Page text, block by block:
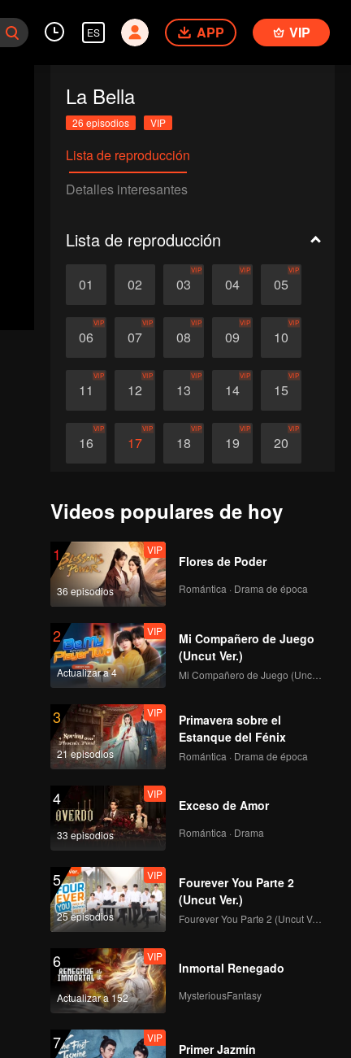
ES APP VIP
La Bella
26 episodios VIP
Lista de reproducción
Detalles interesantes
Lista de reproducción
01 02 03
VIP
04
VIP
05
VIP
06
VIP
07
VIP
08
VIP
09
VIP
10
VIP
11
VIP
12
VIP
13
VIP
14
VIP
15
VIP
16
VIP
17
VIP
18
VIP
19
VIP
20
VIP
26
Videos populares de hoy
1
36 episodios
VIP
Flores de Poder
Romántica · Drama de época
2
Actualizar a 4
VIP
Mi Compañero de Juego
(Uncut Ver.)
Mi Compañero de Juego (Uncut Ver.)
3
21 episodios
VIP
Primavera sobre el
Estanque del Fénix
Romántica · Drama de época
4
33 episodios
VIP
Exceso de Amor
Romántica · Drama
5
25 episodios
VIP
Fourever You Parte 2
(Uncut Ver.)
Fourever You Parte 2 (Uncut Ver.)
6
Actualizar a 152
VIP
Inmortal Renegado
MysteriousFantasy
7 VIP
Primer Jazmín